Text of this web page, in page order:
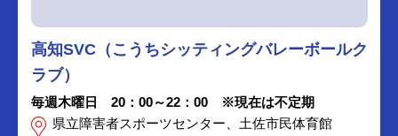
高知SVC（こうちシッティングバレーボールク
ラブ）
毎週木曜日 20：00～22：00 ※現在は不定期
県立障害者スポーツセンター、土佐市民体育館